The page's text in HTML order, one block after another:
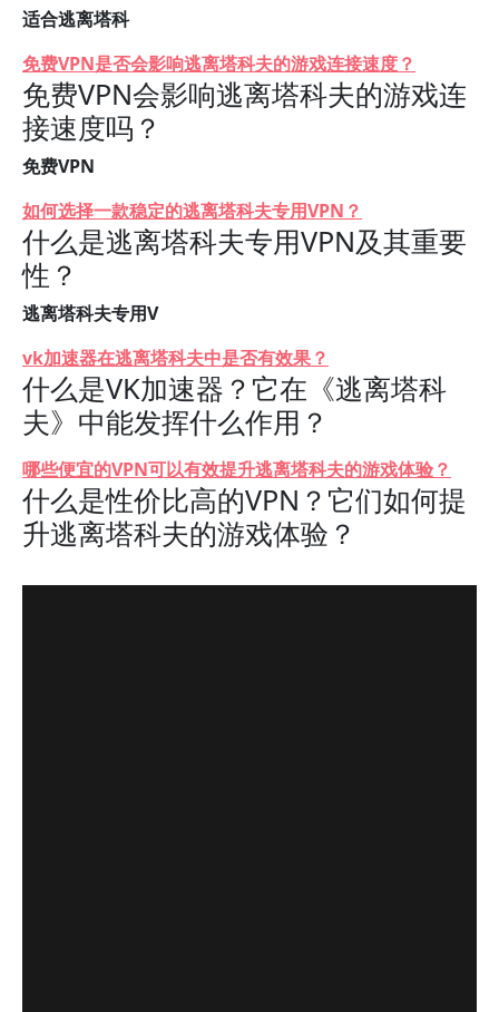
适合逃离塔科
免费VPN是否会影响逃离塔科夫的游戏连接速度？
免费VPN会影响逃离塔科夫的游戏连
接速度吗？
免费VPN
如何选择一款稳定的逃离塔科夫专用VPN？
什么是逃离塔科夫专用VPN及其重要
性？
逃离塔科夫专用V
vk加速器在逃离塔科夫中是否有效果？
什么是VK加速器？它在《逃离塔科
夫》中能发挥什么作用？
哪些便宜的VPN可以有效提升逃离塔科夫的游戏体验？
什么是性价比高的VPN？它们如何提
升逃离塔科夫的游戏体验？